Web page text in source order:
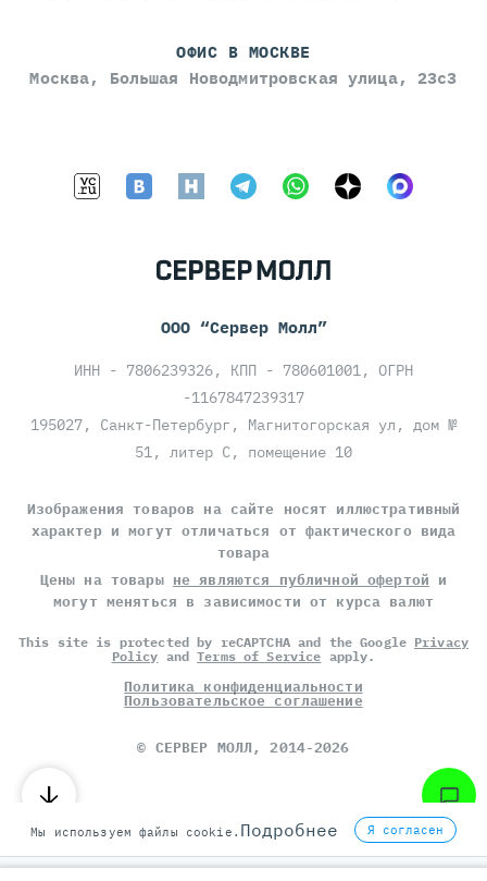
ОФИС В МОСКВЕ
Москва, Большая Новодмитровская улица, 23с3
ООО “Сервер Молл”
ИНН - 7806239326, КПП - 780601001, ОГРН
-1167847239317
195027, Санкт-Петербург, Магнитогорская ул, дом №
51, литер С, помещение 10
Изображения товаров на сайте носят иллюстративный
характер и могут отличаться от фактического вида
товара
Цены на товары не являются публичной офертой и
могут меняться в зависимости от курса валют
This site is protected by reCAPTCHA and the Google Privacy
Policy andTerms of Service apply.
Политика конфиденциальности
Пользовательское соглашение
© СЕРВЕР МОЛЛ, 2014-2026
Мы используем файлы cookie. Подробнее Я согласен